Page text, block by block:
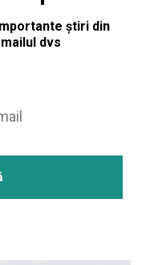
știri din
dvs